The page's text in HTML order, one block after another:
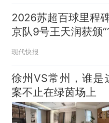
2026苏超百球里程
京队9号王天润获颁
纪念球衣
现代快报
徐州VS常州，谁是
案不止在绿茵场上